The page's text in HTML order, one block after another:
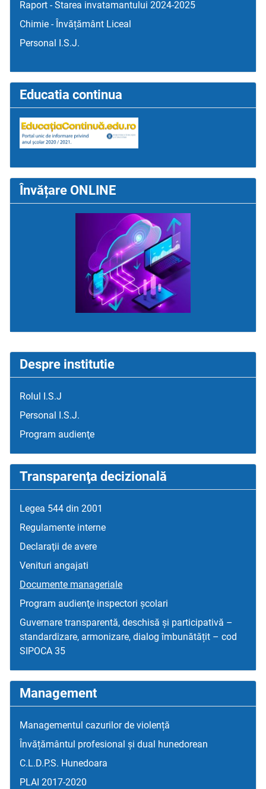
Despre institutie
Rolul I.S.J
Personal I.S.J.
Program audienţe
Transparenţa decizională
Legea 544 din 2001
Regulamente interne
Declaraţii de avere
Venituri angajati
Documente manageriale
Program audienţe inspectori școlari
Guvernare transparentă, deschisă și participativă –
standardizare, armonizare, dialog îmbunătățit – cod
SIPOCA 35
Management
Managementul cazurilor de violență
Învățământul profesional și dual hunedorean
C.L.D.P.S. Hunedoara
PLAI 2017-2020
Raport - Starea invatamantului 2024-2025
Chimie - Învățământ Liceal
Personal I.S.J.
Educatia continua
Învățare ONLINE